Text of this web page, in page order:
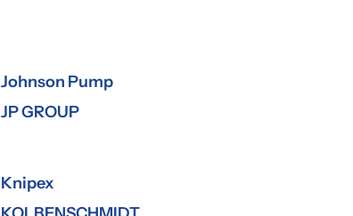
Johnson Pump
JP GROUP
Knipex